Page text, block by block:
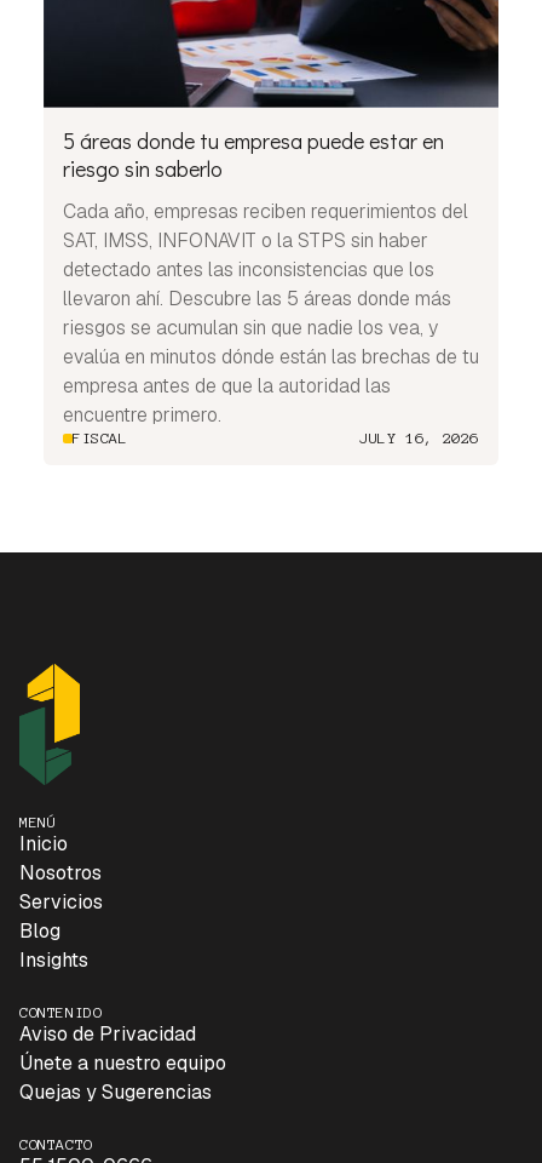
5 áreas donde tu empresa puede estar en
riesgo sin saberlo
Cada año, empresas reciben requerimientos del
SAT, IMSS, INFONAVIT o la STPS sin haber
detectado antes las inconsistencias que los
llevaron ahí. Descubre las 5 áreas donde más
riesgos se acumulan sin que nadie los vea, y
evalúa en minutos dónde están las brechas de tu
empresa antes de que la autoridad las
encuentre primero.
FISCAL JULY 16, 2026
MENÚ
Inicio
Nosotros
Servicios
Blog
Insights
CONTENIDO
Aviso de Privacidad
Únete a nuestro equipo
Quejas y Sugerencias
CONTACTO